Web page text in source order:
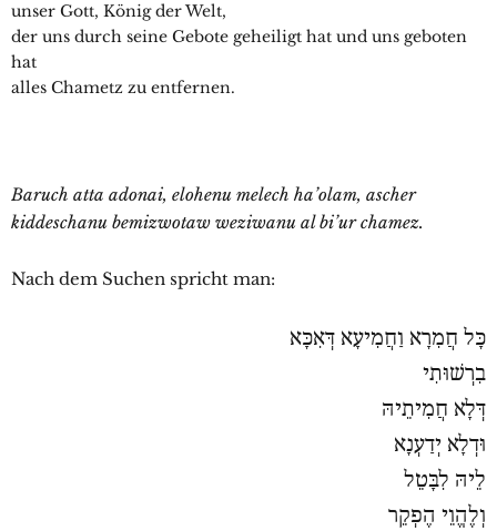
unser Gott, König der Welt,
der uns durch seine Gebote geheiligt hat und uns geboten
hat
alles Chametz zu entfernen.
Baruch atta adonai, elohenu melech ha’olam, ascher
kiddeschanu bemizwotaw weziwanu al bi’ur chamez.
Nach dem Suchen spricht man:
כָּל חֲמִרָא וַחֲמִיעָא דְּאִכָּא
בִרְשׁוּתִי
דְּלָא חֲמִיתֵיהּ
וּדְלָא יְדַעְנָא
לֵיהּ לִבָּטֵל
וְלֶהֱוֵי הֶפְקֵר